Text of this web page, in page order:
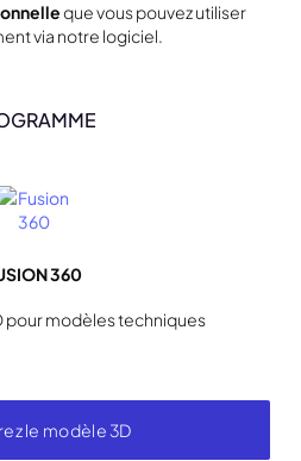
que vous pouvez utiliser
via notre logiciel.
360
pour modèles techniques
le modèle 3D